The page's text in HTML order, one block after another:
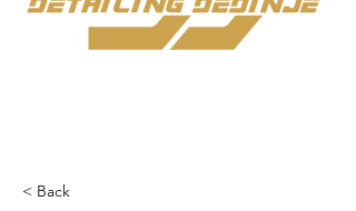
< Back